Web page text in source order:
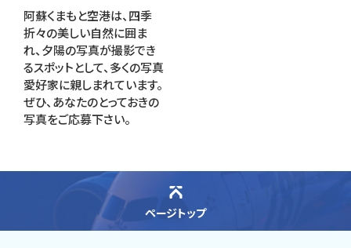
阿蘇くまもと空港は、四季
折々の美しい自然に囲ま
れ、夕陽の写真が撮影でき
るスポットとして、多くの写真
愛好家に親しまれています。
ぜひ、あなたのとっておきの
写真をご応募下さい。
ページトップ